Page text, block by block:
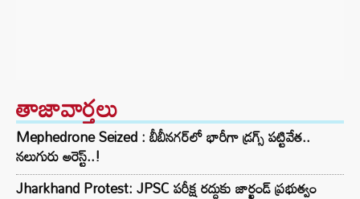
తాజావార్తలు
Mephedrone Seized : బీబీనగర్‌లో భారీగా డ్రగ్స్ పట్టివేత..
నలుగురు అరెస్ట్..!
Jharkhand Protest: JPSC పరీక్ష రద్దుకు జార్ఖండ్ ప్రభుత్వం